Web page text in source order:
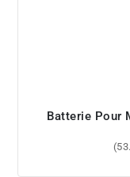
Batterie Pour